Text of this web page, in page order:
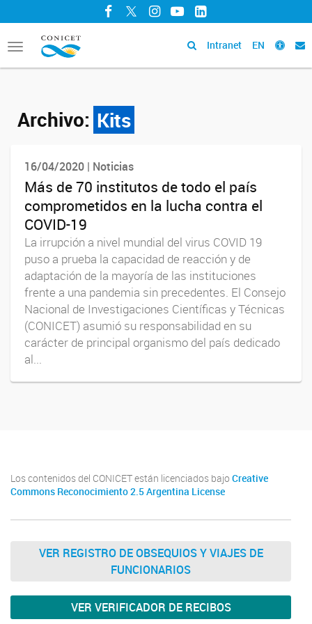
Facebook
TwitterInstagram
YouTubeLinkedIn
Toggle
navigation
Intranet EN
Archivo: Kits
16/04/2020 | Noticias
Más de 70 institutos de todo el país
comprometidos en la lucha contra el
COVID-19
La irrupción a nivel mundial del virus COVID 19
puso a prueba la capacidad de reacción y de
adaptación de la mayoría de las instituciones
frente a una pandemia sin precedentes. El Consejo
Nacional de Investigaciones Científicas y Técnicas
(CONICET) asumió su responsabilidad en su
carácter de principal organismo del país dedicado
al...
Los contenidos del CONICET están licenciados bajo Creative
Commons Reconocimiento 2.5 Argentina License
VER REGISTRO DE OBSEQUIOS Y VIAJES DE
FUNCIONARIOS
VER VERIFICADOR DE RECIBOS